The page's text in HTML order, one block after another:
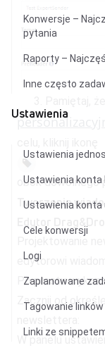
Konwersje –
pytania
Raporty –
Inne często
Ustawienia
Ustawienia
Ustawienia konta
Ustawienia konta
Cele konwersji
Logi
Zaplanowane
Tagowanie linków
Linki ze
obok
Tworzenie
Projektowanie
edytorowi
Po prostu
Zacznij od
W panelu